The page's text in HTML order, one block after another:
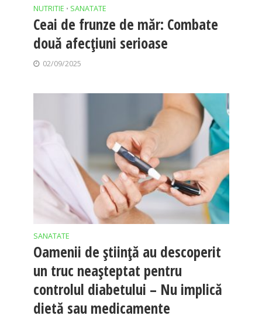
NUTRITIE • SANATATE
Ceai de frunze de măr: Combate
două afecțiuni serioase
02/09/2025
SANATATE
Oamenii de știință au descoperit
un truc neașteptat pentru
controlul diabetului – Nu implică
dietă sau medicamente